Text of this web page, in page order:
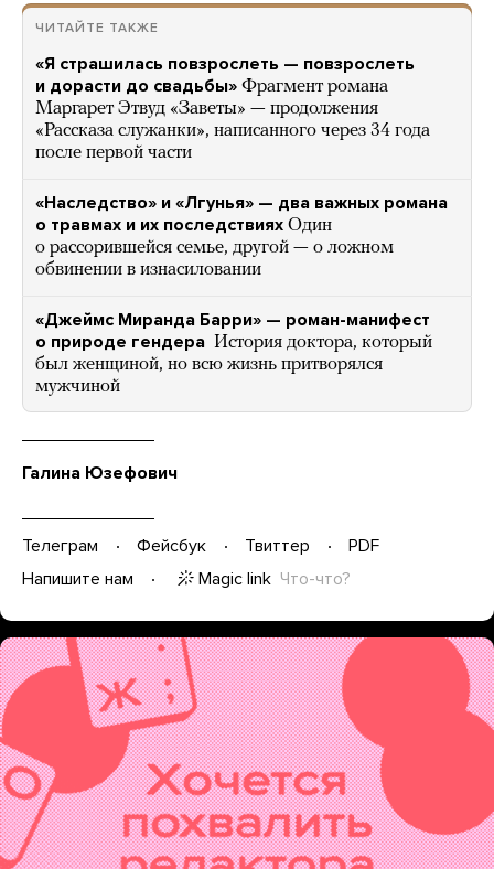
ЧИТАЙТЕ ТАКЖЕ
«Я страшилась повзрослеть — повзрослеть
и дорасти до свадьбы» Фрагмент романа
Маргарет Этвуд «Заветы» — продолжения
«Рассказа служанки», написанного через 34 года
после первой части
«Наследство» и «Лгунья» — два важных романа
о травмах и их последствиях Один
о рассорившейся семье, другой — о ложном
обвинении в изнасиловании
«Джеймс Миранда Барри» — роман-манифест
о природе гендера История доктора, который
был женщиной, но всю жизнь притворялся
мужчиной
Галина Юзефович
Телеграм Фейсбук Твиттер
PDF
Напишите нам
Magic link Что-что?